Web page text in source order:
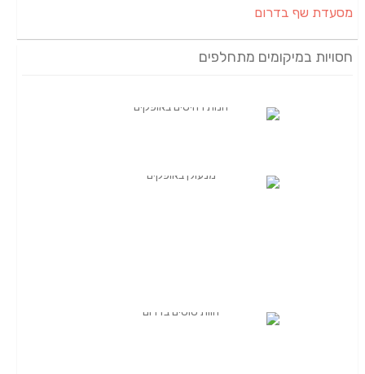
מסעדת שף בדרום
חסויות במיקומים מתחלפים